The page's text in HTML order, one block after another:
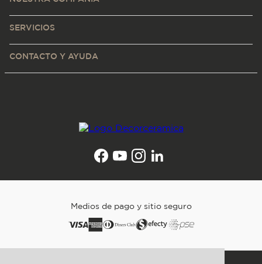
SERVICIOS
CONTACTO Y AYUDA
Medios de pago y sitio seguro